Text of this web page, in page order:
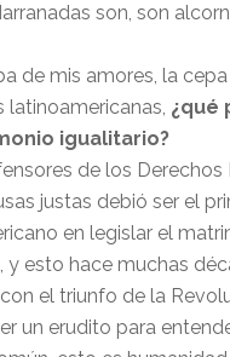
son, son
de mis amores, la
latinoamericanas, ¿qué
igualitario?
de los Derechos
justas debió ser el
en legislar el
y esto hace muchas
el triunfo de la
un erudito para